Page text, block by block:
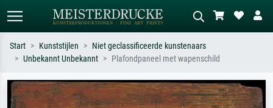
Zoek op kunstenaar, titel of stijl – bijv.
Monet, Sterrennacht, impressionisme,
Beschrijf de scène – bijv. groene
weide, abstract met veel rood, donker
Start Kunststijlen
Niet geclassificeerde kunstenaars
Unbekannt Unbekannt
Plafondpaneel met wapenschild